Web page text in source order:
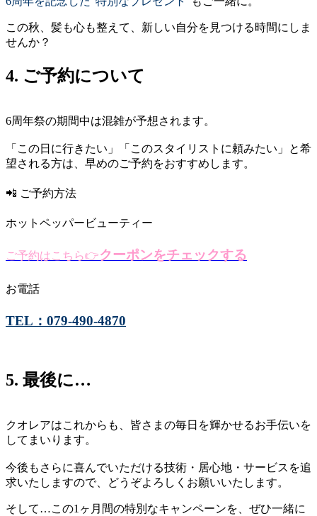
この秋、髪も心も整えて、新しい自分を見つける時間にしま
せんか？
4. ご予約について
6周年祭の期間中は混雑が予想されます。
「この日に行きたい」「このスタイリストに頼みたい」と希
望される方は、早めのご予約をおすすめします。
📲 ご予約方法
ホットペッパービューティー
ご予約はこちら👉クーポンをチェックする
お電話
TEL：079-490-4870
5. 最後に…
クオレアはこれからも、皆さまの毎日を輝かせるお手伝いを
してまいります。
今後もさらに喜んでいただける技術・居心地・サービスを追
求いたしますので、どうぞよろしくお願いいたします。
そして…この1ヶ月間の特別なキャンペーンを、ぜひ一緒に